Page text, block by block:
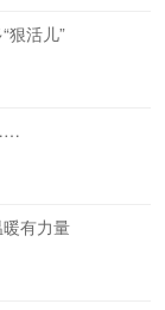
狠活儿”
暖有力量